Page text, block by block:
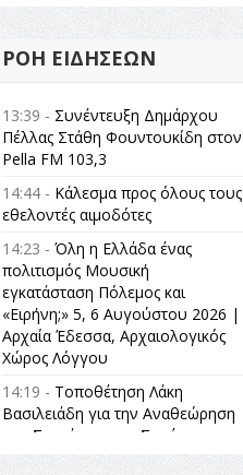
ΡΟΉ ΕΙΔΉΣΕΩΝ
13:39 - Συνέντευξη Δημάρχου
Πέλλας Στάθη Φουντουκίδη στον
Pella FM 103,3
14:44 - Κάλεσμα προς όλους τους
εθελοντές αιμοδότες
14:23 - Όλη η Ελλάδα ένας
πολιτισμός Μουσική
εγκατάσταση Πόλεμος και
«Ειρήνη;» 5, 6 Αυγούστου 2026 |
Αρχαία Έδεσσα, Αρχαιολογικός
Χώρος Λόγγου
14:19 - Τοποθέτηση Λάκη
Βασιλειάδη για την Αναθεώρηση
του Συντάγματος: «Σε τέτοιες
κορυφαίες θεσμικές διαδικασίες